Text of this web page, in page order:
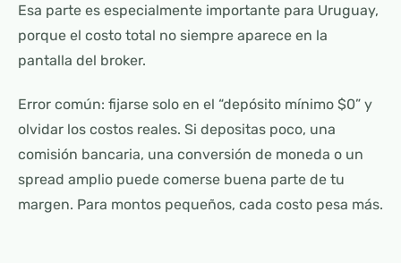
Esa parte es especialmente importante para Uruguay,
porque el costo total no siempre aparece en la
pantalla del broker.
Error común: fijarse solo en el “depósito mínimo $0” y
olvidar los costos reales. Si depositas poco, una
comisión bancaria, una conversión de moneda o un
spread amplio puede comerse buena parte de tu
margen. Para montos pequeños, cada costo pesa más.